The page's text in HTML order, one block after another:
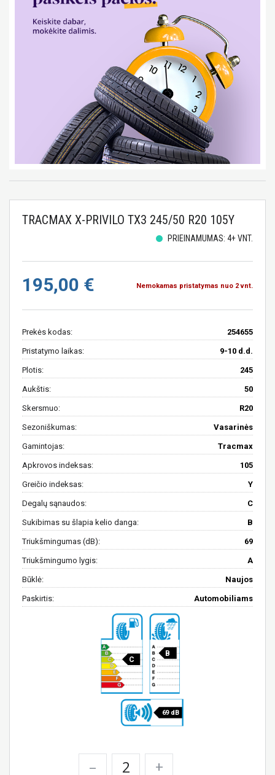
TRACMAX X-PRIVILO TX3 245/50 R20 105Y
PRIEINAMUMAS: 4+ VNT.
195,00 € Nemokamas pristatymas nuo 2 vnt.
Prekės kodas: 254655
Pristatymo laikas: 9-10 d.d.
Plotis: 245
Aukštis: 50
Skersmuo: R20
Sezoniškumas: Vasarinės
Gamintojas: Tracmax
Apkrovos indeksas: 105
Greičio indeksas: Y
Degalų sąnaudos: C
Sukibimas su šlapia kelio danga: B
Triukšmingumas (dB): 69
Triukšmingumo lygis: A
Būklė: Naujos
Paskirtis: Automobiliams
C
B
69 dB
– +